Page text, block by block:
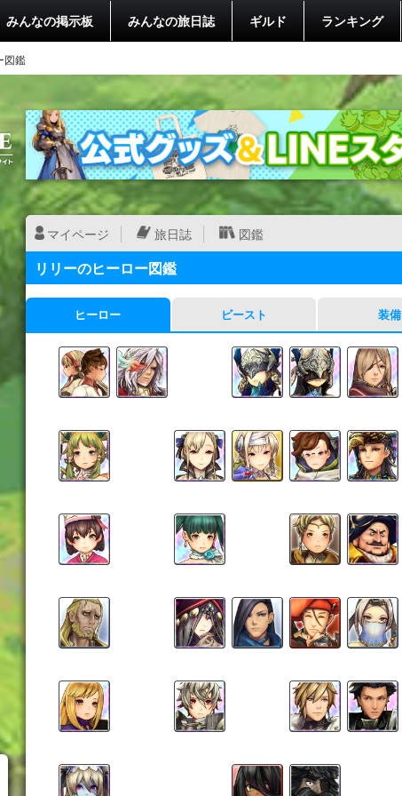
みんなの掲示板 みんなの旅日誌 ギルド ランキング
図鑑
マイページ 旅日誌 図鑑
リリーのヒーロー図鑑
ヒーロー ビースト 装備